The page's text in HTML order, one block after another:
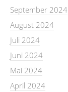
September 2024
August 2024
Juli 2024
Juni 2024
Mai 2024
April 2024